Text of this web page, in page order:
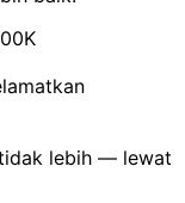
lebih — lewat